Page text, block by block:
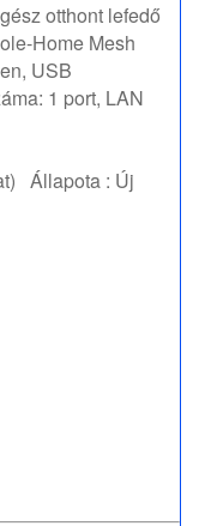
otthont lefedő
Home Mesh
USB
1 port, LAN
Állapota : Új